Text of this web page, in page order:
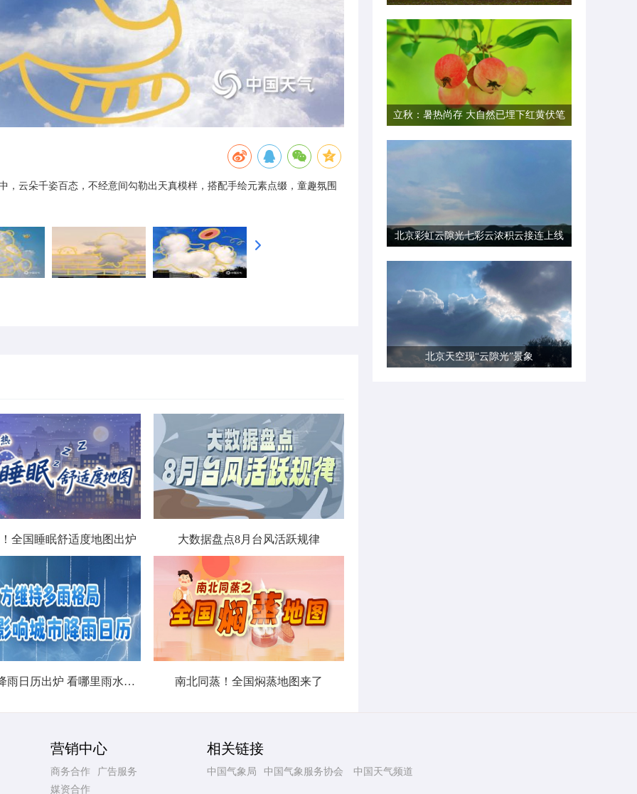
云朵千姿百态，不经意间勾勒出天真模样，搭配手绘元素点缀，童趣氛围
全国睡眠舒适度地图出炉 大数据盘点8月台风活跃规律
北方城市降雨日历出炉 看哪里雨水超长待机 南北同蒸！全国焖蒸地图来了
立秋：暑热尚存 大自然已埋下红黄伏笔
北京彩虹云隙光七彩云浓积云接连上线
北京天空现“云隙光”景象
营销中心
商务合作
广告服务
媒资合作
相关链接
中国气象局 中国气象服务协会 中国天气频道